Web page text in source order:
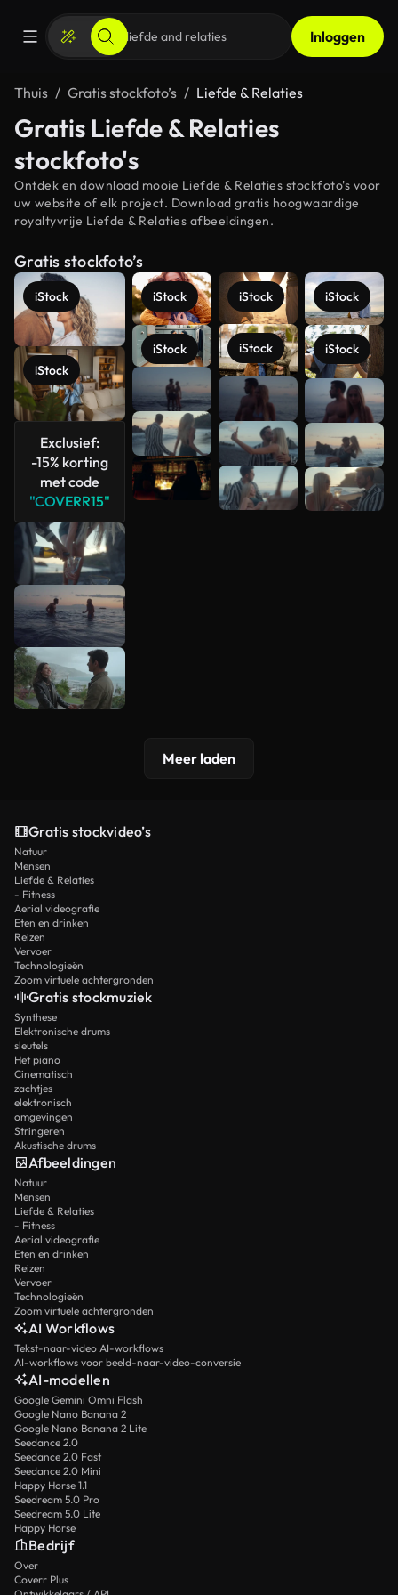
Inloggen
Thuis Gratis stockfoto’s Liefde & Relaties
Gratis Liefde & Relaties
stockfoto's
Ontdek en download mooie Liefde & Relaties stockfoto's voor
uw website of elk project. Download gratis hoogwaardige
royaltyvrije Liefde & Relaties afbeeldingen.
Gratis stockfoto’s
iStock
iStock
Exclusief:
-15% korting
met code
"COVERR15"
iStock
iStock
iStock
iStock
iStock
iStock
Meer
bekijken
Meer laden
Gratis stockvideo’s
Natuur
Mensen
Liefde & Relaties
- Fitness
Aerial videografie
Eten en drinken
Reizen
Vervoer
Technologieën
Zoom virtuele achtergronden
Gratis stockmuziek
Synthese
Elektronische drums
sleutels
Het piano
Cinematisch
zachtjes
elektronisch
omgevingen
Stringeren
Akustische drums
Afbeeldingen
Natuur
Mensen
Liefde & Relaties
- Fitness
Aerial videografie
Eten en drinken
Reizen
Vervoer
Technologieën
Zoom virtuele achtergronden
AI Workflows
Tekst-naar-video AI-workflows
AI-workflows voor beeld-naar-video-conversie
AI-modellen
Google Gemini Omni Flash
Google Nano Banana 2
Google Nano Banana 2 Lite
Seedance 2.0
Seedance 2.0 Fast
Seedance 2.0 Mini
Happy Horse 1.1
Seedream 5.0 Pro
Seedream 5.0 Lite
Happy Horse
Bedrijf
Over
Coverr Plus